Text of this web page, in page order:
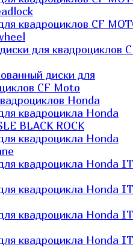
квадроциклов CF
для квадроциклов
диски для
CF Moto
Honda
квадроцикла Honda
BLACK ROCK
квадроцикла Honda
квадроцикла Honda
квадроцикла Honda
квадроцикла Honda
квадроцикла Honda